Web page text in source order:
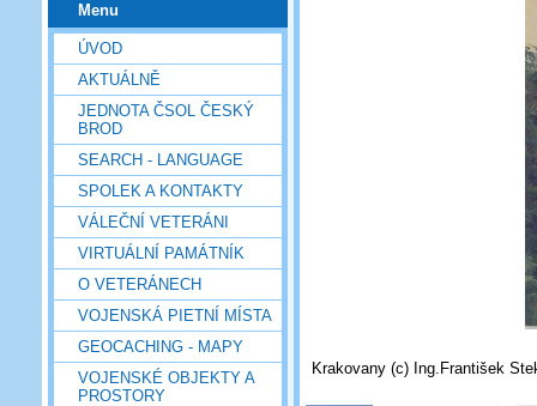
Menu
ÚVOD
AKTUÁLNĚ
JEDNOTA ČSOL ČESKÝ
BROD
SEARCH - LANGUAGE
SPOLEK A KONTAKTY
VÁLEČNÍ VETERÁNI
VIRTUÁLNÍ PAMÁTNÍK
O VETERÁNECH
VOJENSKÁ PIETNÍ MÍSTA
GEOCACHING - MAPY
VOJENSKÉ OBJEKTY A
PROSTORY
Krakovany (c) Ing.František